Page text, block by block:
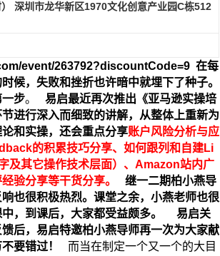
深圳市龙华新区1970文化创意产业园C栋512
event/263792?discountCode=9 在每
候，失败和挫折也许暗中就埋下了种子。
步。
易启最近再次推出《亚马逊实操培
进行深入而细致的讲解，从整体上重新为
和实操，还会重点分享账户风险分析与应
的积累技巧分享、如何跟列和自建Li
及其它操作技术层面）、 Amazon站内广
验分享等干货分享。
继一二期柏小燕导
也很积极热烈。课堂之余，小燕老师也很
，到课后，大家都受益颇多。
易启关
后，易启特邀柏小燕导师再一次为大家献
要错过！
而当在制定一个又一个的大目